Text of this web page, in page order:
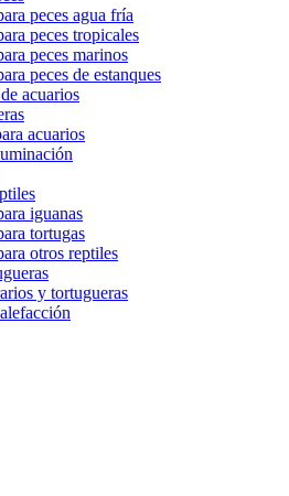
peces agua fría
peces tropicales
peces marinos
peces de estanques
acuarios
acuarios
iguanas
tortugas
otros reptiles
y tortugueras